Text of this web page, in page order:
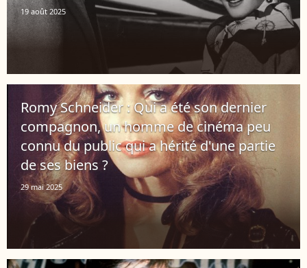
19 août 2025
Romy Schneider : Qui a été son dernier
compagnon, un homme de cinéma peu
connu du public qui a hérité d'une partie
de ses biens ?
29 mai 2025